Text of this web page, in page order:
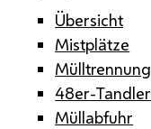
Übersicht
Mistplätze
Mülltrennung
48er-Tandler
Müllabfuhr